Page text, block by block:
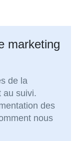
marketing
de la
au suivi.
des
nous